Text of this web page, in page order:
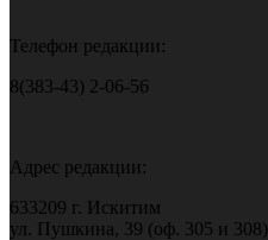
Телефон редакции:
8(383-43) 2-06-56
Адрес редакции:
633209 г. Искитим
ул. Пушкина, 39 (оф. 305 и 308)